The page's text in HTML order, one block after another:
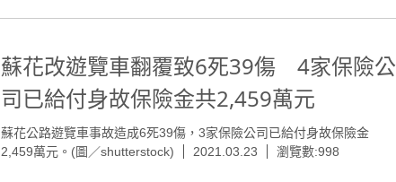
蘇花改遊覽車翻覆致6死39傷 4家保險公
司已給付身故保險金共2,459萬元
蘇花公路遊覽車事故造成6死39傷，3家保險公司已給付身故保險金
2,459萬元。(圖／shutterstock)
2021.03.23 瀏覽數:998